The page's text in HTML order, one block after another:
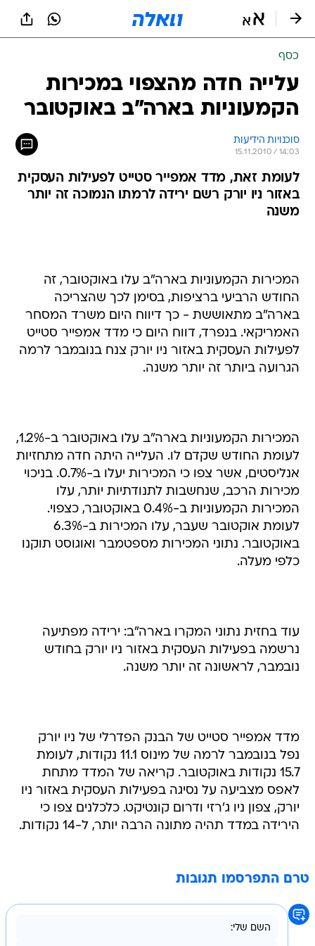
כסף
עלייה חדה מהצפוי במכירות
הקמעוניות בארה"ב באוקטובר
סוכנויות הידיעות
15.11.2010 / 14:03
לעומת זאת, מדד אמפייר סטייט לפעילות העסקית
באזור ניו יורק רשם ירידה לרמתו הנמוכה זה יותר
משנה
המכירות הקמעוניות בארה"ב עלו באוקטובר, זה
החודש הרביעי ברציפות, בסימן לכך שהצריכה
בארה"ב מתאוששת - כך דיווח היום משרד המסחר
האמריקאי. בנפרד, דווח היום כי מדד אמפייר סטייט
לפעילות העסקית באזור ניו יורק צנח בנובמבר לרמה
הגרועה ביותר זה יותר משנה.
המכירות הקמעוניות בארה"ב עלו באוקטובר ב-1.2%,
לעומת החודש שקדם לו. העלייה היתה חדה מתחזיות
אנליסטים, אשר צפו כי המכירות יעלו ב-0.7%. בניכוי
מכירות הרכב, שנחשבות לתנודתיות יותר, עלו
המכירות הקמעוניות ב-0.4% באוקטובר, כצפוי.
לעומת אוקטובר שעבר, עלו המכירות ב-6.3%
באוקטובר. נתוני המכירות מספטמבר ואוגוסט תוקנו
כלפי מעלה.
עוד בחזית נתוני המקרו בארה"ב: ירידה מפתיעה
נרשמה בפעילות העסקית באזור ניו יורק בחודש
נובמבר, לראשונה זה יותר משנה.
מדד אמפייר סטייט של הבנק הפדרלי של ניו יורק
נפל בנובמבר לרמה של מינוס 11.1 נקודות, לעומת
15.7 נקודות באוקטובר. קריאה של המדד מתחת
לאפס מצביעה על נסיגה בפעילות העסקית באזור ניו
יורק, צפון ניו ג'רזי ודרום קונטיקט. כלכלנים צפו כי
הירידה במדד תהיה מתונה הרבה יותר, ל-14 נקודות.
טרם התפרסמו תגובות